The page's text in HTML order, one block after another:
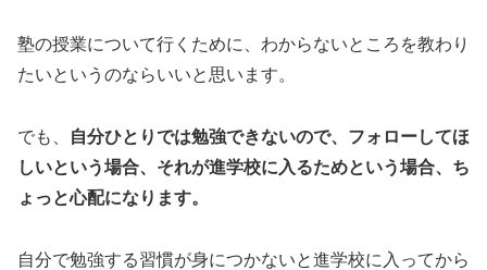
塾の授業について行くために、わからないところを教わり
たいというのならいいと思います。
でも、
自分ひとりでは勉強できないので、フォローしてほ
しいという場合、それが進学校に入るためという場合、ち
ょっと心配になります。
自分で勉強する習慣が身につかないと進学校に入ってから